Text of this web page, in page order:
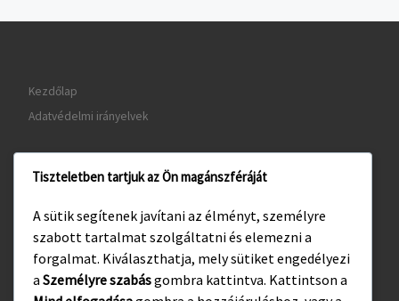
Kezdőlap
Adatvédelmi irányelvek
www.visitgyula.com
www.gyulakult.hu
Tiszteletben tartjuk az Ön magánszféráját
A sütik segítenek javítani az élményt, személyre
szabott tartalmat szolgáltatni és elemezni a
forgalmat. Kiválaszthatja, mely sütiket engedélyezi
a Személyre szabásgombra kattintva. Kattintson a